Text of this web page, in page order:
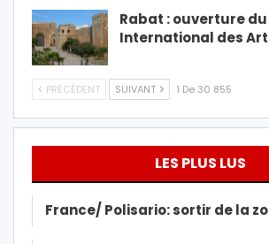
Rabat : ouverture du
International des
PRÉCÉDENT SUIVANT 1 De 30 855
LES PLUS LUS
France/ Polisario: sortir de la